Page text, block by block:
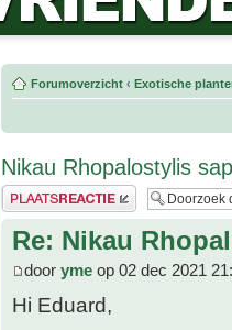
Forumoverzicht ‹ Exotische
Nikau Rhopalostylis
Plaats een reactie
Re: Nikau
door yme op 02 dec 2021
Hi Eduard,